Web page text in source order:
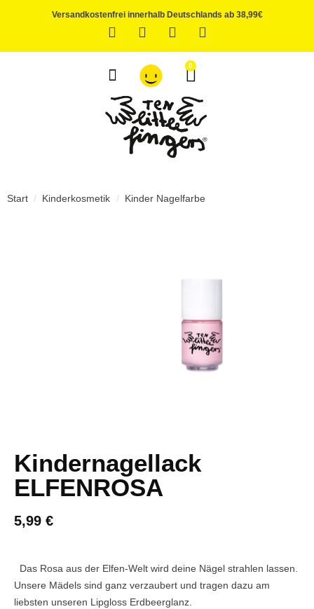
Versandkostenfrei innerhalb Deutschlands ab 38,99€
0
Start / Kinderkosmetik / Kinder Nagelfarbe
Kindernagellack
ELFENROSA
5,99 €
Das Rosa aus der Elfen-Welt wird deine Nägel strahlen lassen.
Unsere Mädels sind ganz verzaubert und tragen dazu am
liebsten unseren Lipgloss Erdbeerglanz.